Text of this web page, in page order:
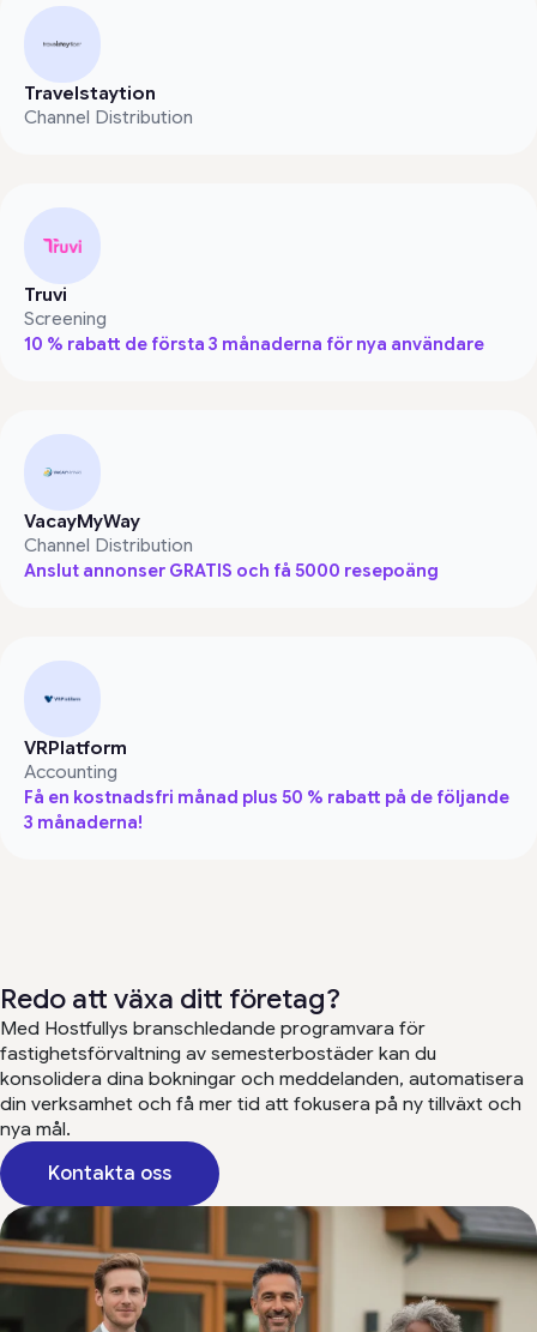
Travelstaytion
Channel Distribution
Truvi
Screening
10 % rabatt de första 3 månaderna för nya användare
VacayMyWay
Channel Distribution
Anslut annonser GRATIS och få 5000 resepoäng
VRPlatform
Accounting
Få en kostnadsfri månad plus 50 % rabatt på de följande
3 månaderna!
Redo att växa ditt företag?
Med Hostfullys branschledande programvara för
fastighetsförvaltning av semesterbostäder kan du
konsolidera dina bokningar och meddelanden, automatisera
din verksamhet och få mer tid att fokusera på ny tillväxt och
nya mål.
Kontakta oss